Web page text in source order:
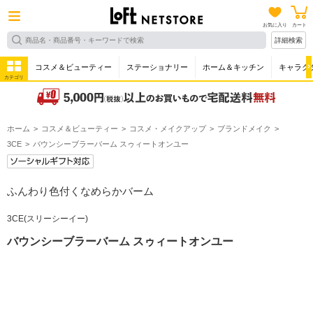
お気に入り カート
詳細検索
カテゴリ
コスメ＆ビューティー ステーショナリー ホーム＆キッチン キャラク
ホーム コスメ＆ビューティー コスメ・メイクアップ
ブランドメイク
3CE
バウンシーブラーバーム スゥィートオンユー
ふんわり色付くなめらかバーム
3CE(スリーシーイー)
バウンシーブラーバーム スゥィートオンユー